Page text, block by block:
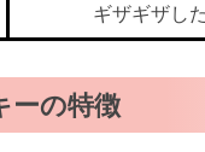
ギザギザし
ーの特徴